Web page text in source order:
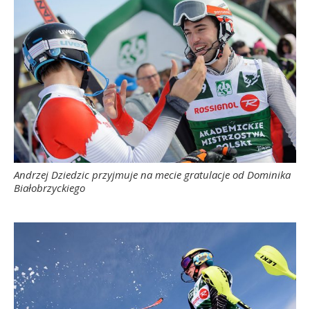
Andrzej Dziedzic przyjmuje na mecie gratulacje od Dominika
Białobrzyckiego